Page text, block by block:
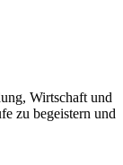
Wirtschaft und
zu begeistern und